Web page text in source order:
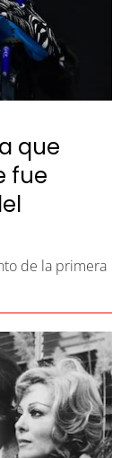
que
fue
de la primera